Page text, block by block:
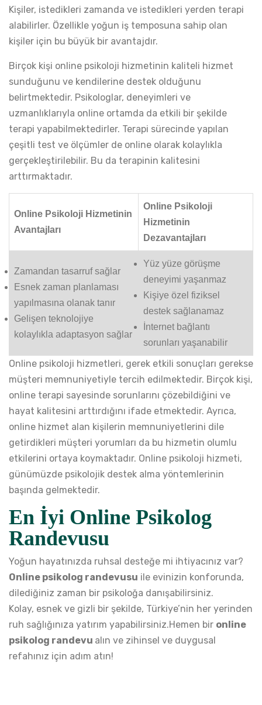
Kişiler, istedikleri zamanda ve istedikleri yerden terapi
alabilirler. Özellikle yoğun iş temposuna sahip olan
kişiler için bu büyük bir avantajdır.
Birçok kişi online psikoloji hizmetinin kaliteli hizmet
sunduğunu ve kendilerine destek olduğunu
belirtmektedir. Psikologlar, deneyimleri ve
uzmanlıklarıyla online ortamda da etkili bir şekilde
terapi yapabilmektedirler. Terapi sürecinde yapılan
çeşitli test ve ölçümler de online olarak kolaylıkla
gerçekleştirilebilir. Bu da terapinin kalitesini
arttırmaktadır.
Online Psikoloji Hizmetinin
Avantajları
Online Psikoloji
Hizmetinin
Dezavantajları
Zamandan tasarruf sağlar
Esnek zaman planlaması
yapılmasına olanak tanır
Gelişen teknolojiye
kolaylıkla adaptasyon sağlar
Yüz yüze görüşme
deneyimi yaşanmaz
Kişiye özel fiziksel
destek sağlanamaz
İnternet bağlantı
sorunları yaşanabilir
Online psikoloji hizmetleri, gerek etkili sonuçları gerekse
müşteri memnuniyetiyle tercih edilmektedir. Birçok kişi,
online terapi sayesinde sorunlarını çözebildiğini ve
hayat kalitesini arttırdığını ifade etmektedir. Ayrıca,
online hizmet alan kişilerin memnuniyetlerini dile
getirdikleri müşteri yorumları da bu hizmetin olumlu
etkilerini ortaya koymaktadır. Online psikoloji hizmeti,
günümüzde psikolojik destek alma yöntemlerinin
başında gelmektedir.
En İyi Online Psikolog
Randevusu
Yoğun hayatınızda ruhsal desteğe mi ihtiyacınız var?
Online psikolog randevusu ile evinizin konforunda,
dilediğiniz zaman bir psikoloğa danışabilirsiniz.
Kolay, esnek ve gizli bir şekilde, Türkiye’nin her yerinden
ruh sağlığınıza yatırım yapabilirsiniz.Hemen bir online
psikolog randevu alın ve zihinsel ve duygusal
refahınız için adım atın!